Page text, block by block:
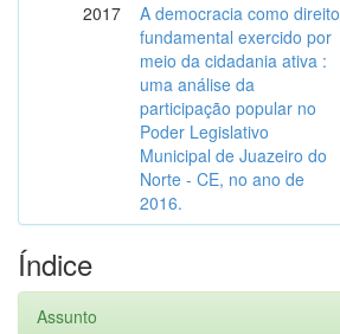
2017
A democracia como direito
fundamental exercido por
meio da cidadania ativa :
uma análise da
participação popular no
Poder Legislativo
Municipal de Juazeiro do
Norte - CE, no ano de
2016.
Índice
Assunto